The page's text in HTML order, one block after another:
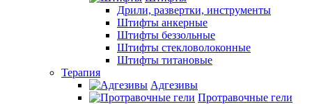
Дрили, развертки, инструменты
Штифты анкерные
Штифты беззольные
Штифты стекловолоконные
Штифты титановые
Терапия
Адгезивы
Протравочные гели